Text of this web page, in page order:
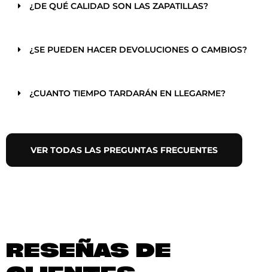
¿DE QUÉ CALIDAD SON LAS ZAPATILLAS?
¿SE PUEDEN HACER DEVOLUCIONES O CAMBIOS?
¿CUANTO TIEMPO TARDARÁN EN LLEGARME?
VER TODAS LAS PREGUNTAS FRECUENTES
RESEÑAS DE